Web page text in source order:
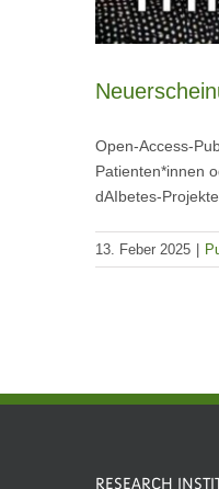
Open-Access-
Patienten*innen
dAIbetes-
13. Feber 2025
RESEARCH